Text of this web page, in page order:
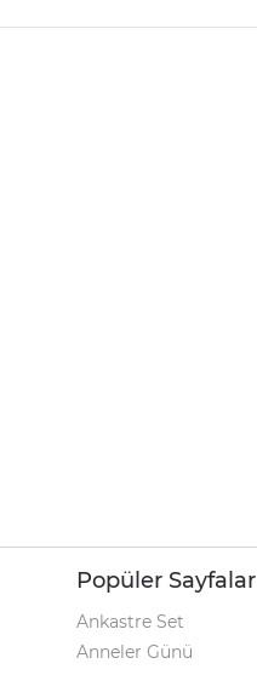
Popüler Sayfalar
Ankastre Set
Anneler Günü